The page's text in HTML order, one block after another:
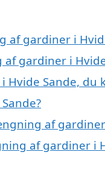
af gardiner i
gardiner i
Sande, du
af gardiner
af gardiner i